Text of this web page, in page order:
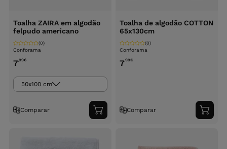
Toalha ZAIRA em algodão
felpudo americano
Conforama
(0)
7,99€
50x100 cm
Comparar
Adicionar
ao
Toalha de algodão COTTON
65x130cm
Conforama
(0)
7,99€
Comparar
ao